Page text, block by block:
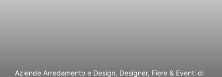
Aziende Arredamento e Design, Designer, Fiere & Eventi di